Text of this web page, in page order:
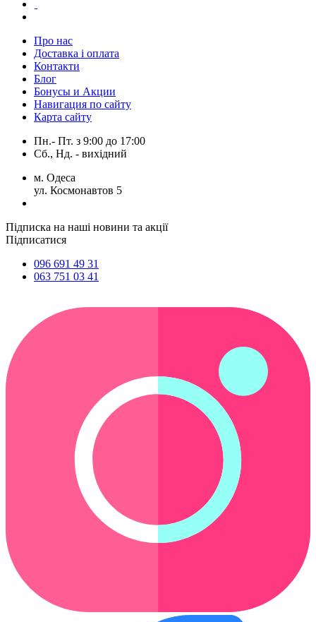
Про нас
Доставка і оплата
Контакти
Блог
Бонусы и Акции
Навигация по сайту
Карта сайту
Пн.- Пт. з 9:00 до 17:00
Сб., Нд. - вихідний
м. Одеса
ул. Космонавтов 5
Підписка на наші новини та акції
Підписатися
096 691 49 31
063 751 03 41